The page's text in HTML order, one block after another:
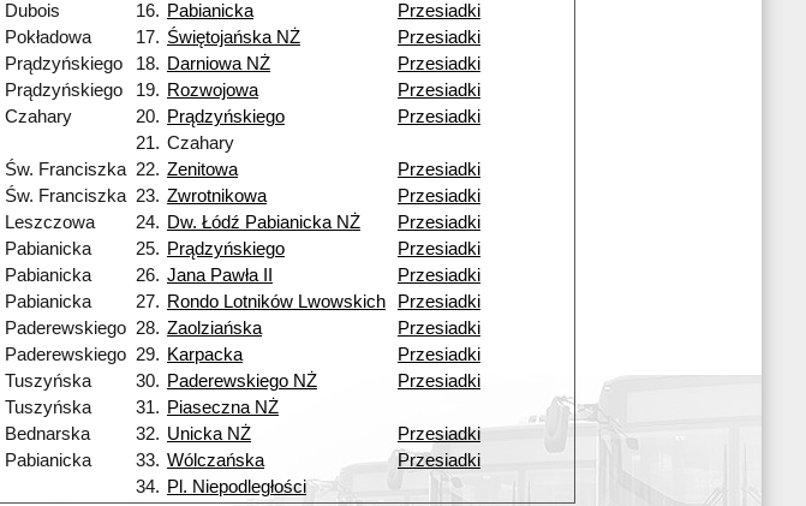
Dubois
16. Pabianicka
Przesiadki
Pokładowa
17. Świętojańska NŻ
Przesiadki
Prądzyńskiego
18. Darniowa NŻ
Przesiadki
Prądzyńskiego
19. Rozwojowa
Przesiadki
Czahary
20. Prądzyńskiego
Przesiadki
21. Czahary
Św. Franciszka 22. Zenitowa
Przesiadki
Św. Franciszka 23. Zwrotnikowa
Przesiadki
Leszczowa
24. Dw. Łódź Pabianicka NŻ
Przesiadki
Pabianicka
25. Prądzyńskiego
Przesiadki
Pabianicka
26. Jana Pawła II
Przesiadki
Pabianicka
27. Rondo Lotników Lwowskich
Przesiadki
Paderewskiego 28. Zaolziańska
Przesiadki
Paderewskiego 29. Karpacka
Przesiadki
Tuszyńska
30. Paderewskiego NŻ
Przesiadki
Tuszyńska
31. Piaseczna NŻ
Bednarska
32. Unicka NŻ
Przesiadki
Pabianicka
33. Wólczańska
Przesiadki
34. Pl. Niepodległości